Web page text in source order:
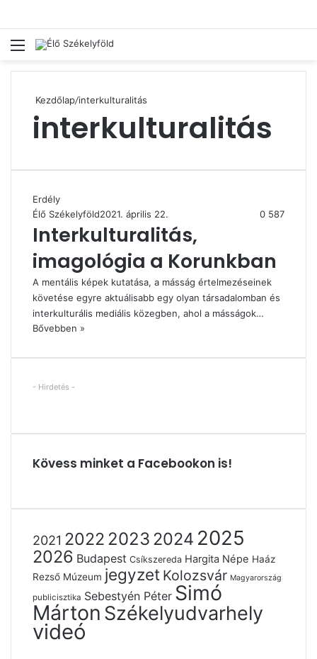
Menü
Kezdőlap/interkulturalitás
interkulturalitás
Erdély
Élő Székelyföld2021. április 22. 0 587
Interkulturalitás,
imagológia a Korunkban
A mentális képek kutatása, a másság értelmezéseinek
követése egyre aktuálisabb egy olyan társadalomban és
interkulturális mediális közegben, ahol a másságok…
Bővebben »
- Hirdetés -
Kövess minket a Facebookon is!
2021 2022 2023 2024 2025
2026 Budapest Csíkszereda Hargita Népe Haáz
Rezső Múzeum jegyzet Kolozsvár Magyarország
publicisztika Sebestyén Péter Simó
Márton Székelyudvarhely
videó